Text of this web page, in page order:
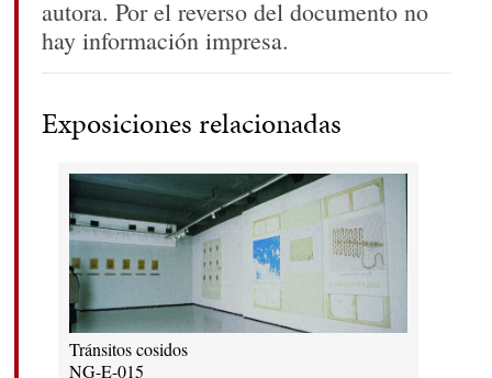
autora. Por el reverso del documento no
hay información impresa.
Exposiciones relacionadas
Tránsitos cosidos
NG-E-015